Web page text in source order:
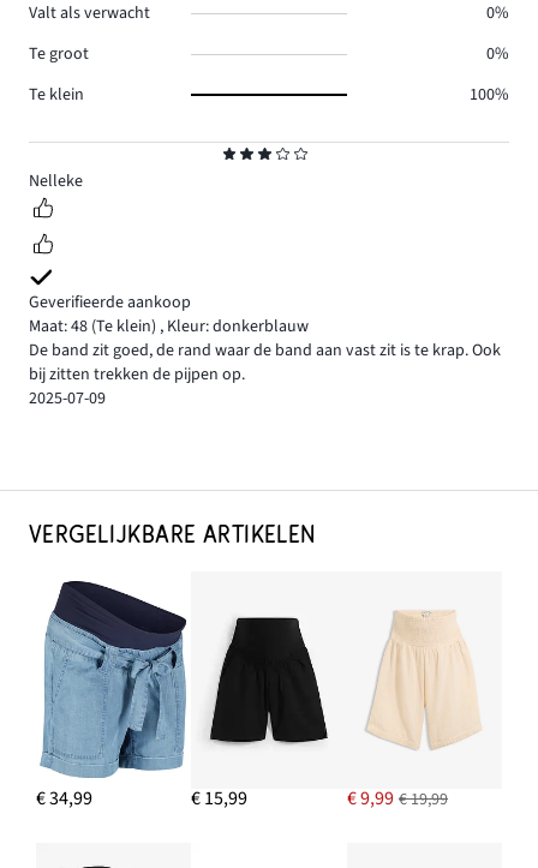
3
Nelleke
Geverifieerde aankoop
Maat: 48 (Te klein) , Kleur: donkerblauw
De band zit goed, de rand waar de band aan vast zit is te krap. Ook
bij zitten trekken de pijpen op.
2025-07-09
Valt als verwacht
0%
Te groot
0%
Te klein
100%
VERGELIJKBARE ARTIKELEN
€ 34,99 € 15,99 € 9,99 € 19,99